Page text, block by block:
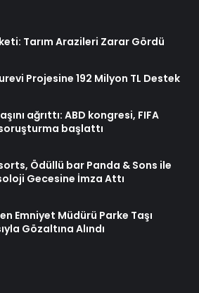
Tarım Arazileri Zarar Gördü
Projesine 192 Milyon TL Destek
ağrıttı: ABD kongresi, FIFA
başlattı
Ödüllü bar Panda & Sons ile
Gecesine İmza Attı
Emniyet Müdürü Parke Taşı
Gözaltına Alındı